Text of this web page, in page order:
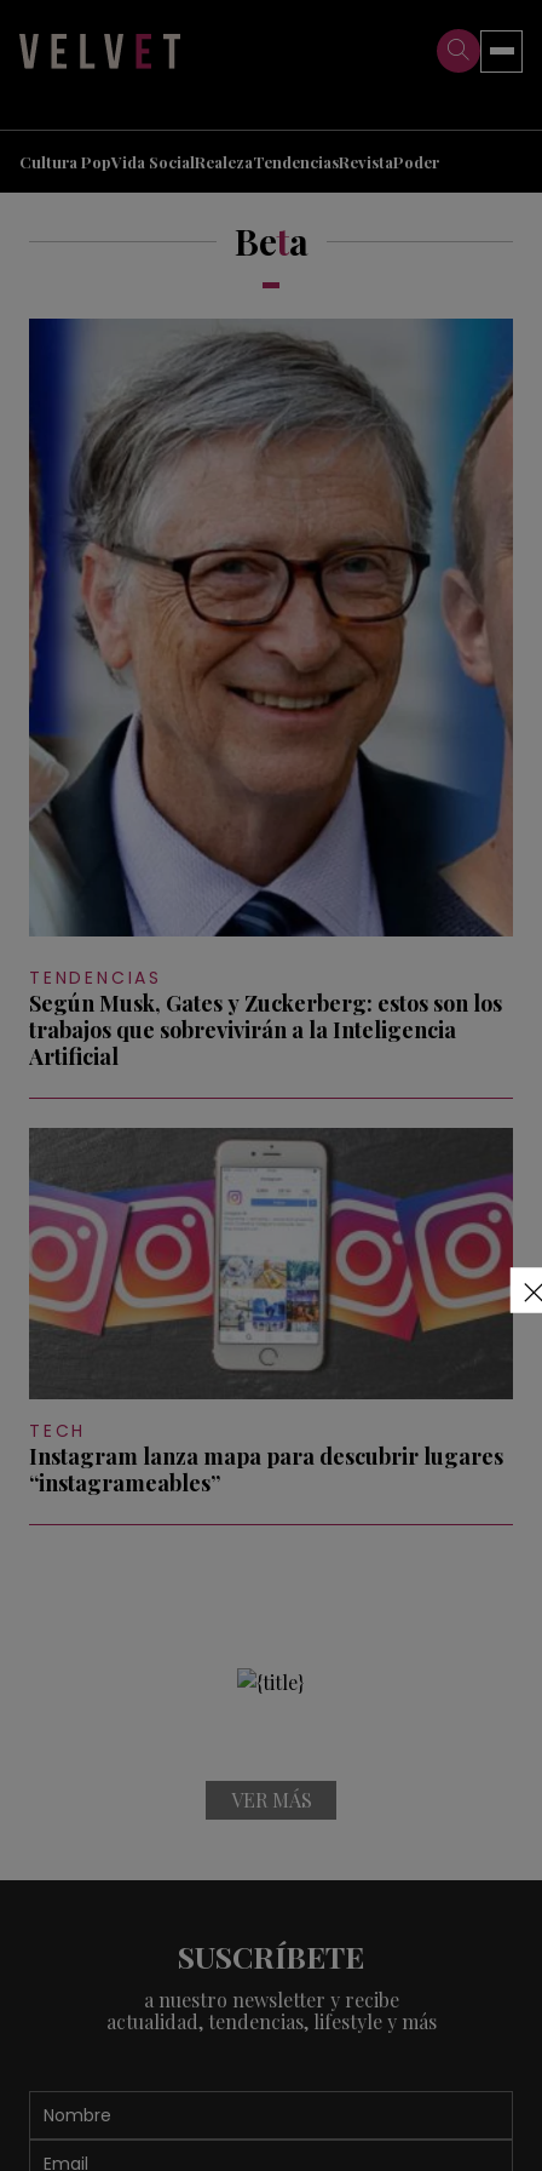
Cultura PopVida SocialRealezaTendenciasRevistaPoder
Beta
TENDENCIAS
Según Musk, Gates y Zuckerberg: estos son los
trabajos que sobrevivirán a la Inteligencia
Artificial
TECH
Instagram lanza mapa para descubrir lugares
“instagrameables”
VER MÁS
SUSCRÍBETE
a nuestro newsletter y recibe
actualidad, tendencias, lifestyle y más